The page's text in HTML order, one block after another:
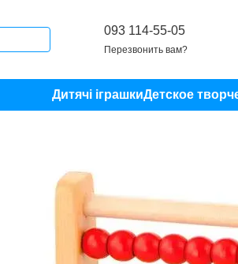
093 114-55-05
Перезвонить вам?
Дитячі іграшкиДетское